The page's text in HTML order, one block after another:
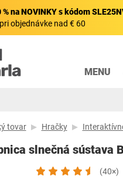
% na NOVINKY s kódom
objednávke nad € 60
MENU
tovar Hračky
slnečná sústava
(40×)